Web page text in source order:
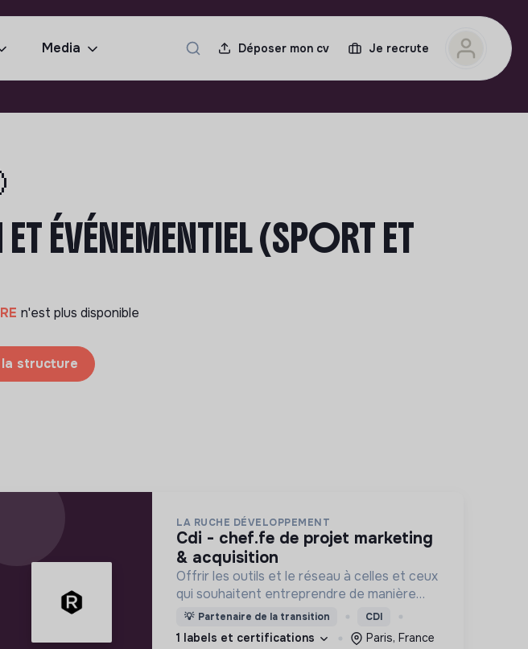
Media Déposer mon cv Je recrute
ÉVÉNEMENTIEL (SPORT ET
n'est plus disponible
structure
LA RUCHE DÉVELOPPEMENT
cdi - chef.fe de projet marketing
& acquisition
Offrir les outils et le réseau à celles et ceux
qui souhaitent entreprendre de manière
responsable !
💡 Partenaire de la transition CDI
1 labels et certifications
Paris, France